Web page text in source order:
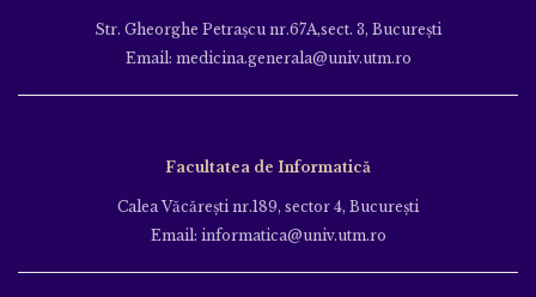
Str. Gheorghe Petraşcu nr.67A,sect. 3, Bucureşti
Email: medicina.generala@univ.utm.ro
Facultatea de Informatică
Calea Văcăreşti nr.189, sector 4, Bucureşti
Email: informatica@univ.utm.ro